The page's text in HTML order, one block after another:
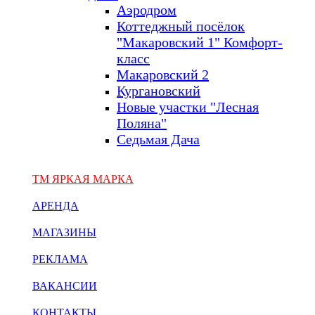
Аэродром
Коттеджный посёлок
"Макаровский 1" Комфорт-
класс
Макаровский 2
Кургановский
Новые участки "Лесная
Поляна"
Седьмая Дача
ТМ ЯРКАЯ МАРКА
АРЕНДА
МАГАЗИНЫ
РЕКЛАМА
ВАКАНСИИ
КОНТАКТЫ